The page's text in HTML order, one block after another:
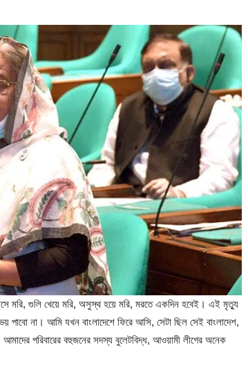
মরি, গুলি খেয়ে মরি, অসুস্থ হয়ে মরি, মরতে একদিন হবেই। এই মৃত্যু
না। আমি যখন বাংলাদেশে ফিরে আসি, সেটা ছিল সেই বাংলাদেশ,
পরিবারের বহুজনের সদস্য বুলেটবিদ্ধ, আওয়ামী লীগের অনেক